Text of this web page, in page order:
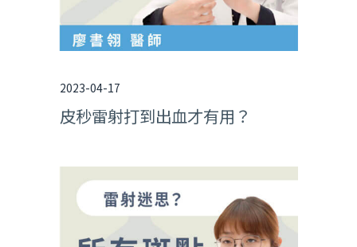
2023-04-17
皮秒雷射打到出血才有用？